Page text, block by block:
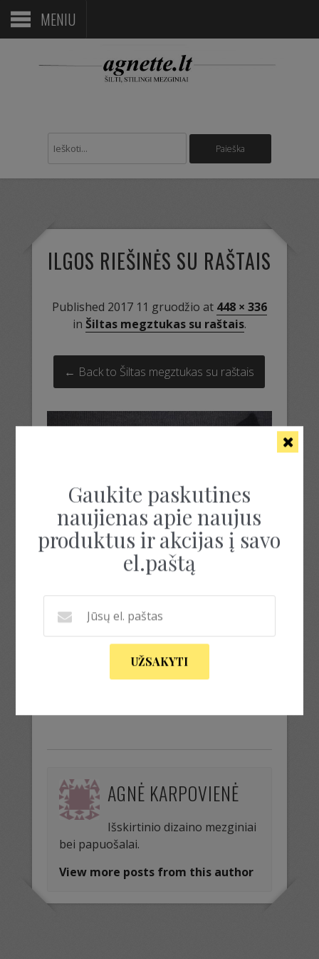
MENIU
ILGOS RIEŠINĖS SU RAŠTAIS
Published 2017 11 gruodžio at 448 × 336
in Šiltas megztukas su raštais.
← Back to Šiltas megztukas su raštais
AGNĖ KARPOVIENĖ
Išskirtinio dizaino mezginiai
bei papuošalai.
View more posts from this author
Gaukite paskutines
naujienas apie naujus
produktus ir akcijas į savo
el.paštą
UŽSAKYTI